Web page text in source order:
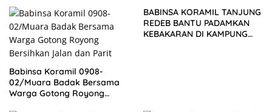
Babinsa Koramil 0908-
02/Muara Badak Bersama
Warga Gotong Royong
BABINSA KORAMIL TANJUNG
REDEB BANTU PADAMKAN
KEBAKARAN DI KAMPUNG